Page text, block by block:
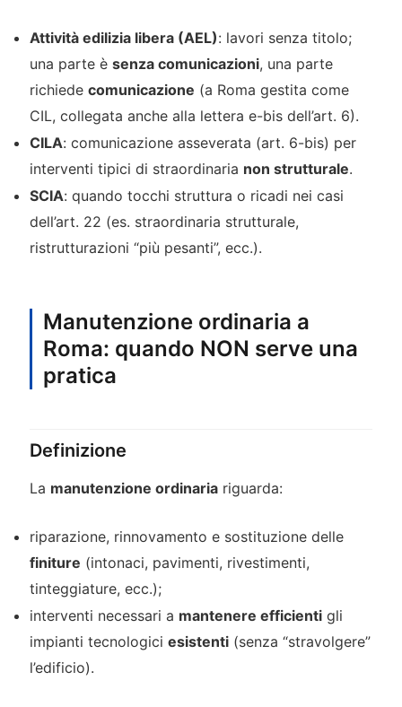
Attività edilizia libera (AEL): lavori senza titolo;
una parte è senza comunicazioni, una parte
richiede comunicazione (a Roma gestita come
CIL, collegata anche alla lettera e-bis dell’art. 6).
CILA: comunicazione asseverata (art. 6-bis) per
interventi tipici di straordinaria non strutturale.
SCIA: quando tocchi struttura o ricadi nei casi
dell’art. 22 (es. straordinaria strutturale,
ristrutturazioni “più pesanti”, ecc.).
Manutenzione ordinaria a
Roma: quando NON serve una
pratica
Definizione
La manutenzione ordinariariguarda:
riparazione, rinnovamento e sostituzione delle
finiture (intonaci, pavimenti, rivestimenti,
tinteggiature, ecc.);
interventi necessari a mantenere efficientigli
impianti tecnologici esistenti(senza “stravolgere”
l’edificio).